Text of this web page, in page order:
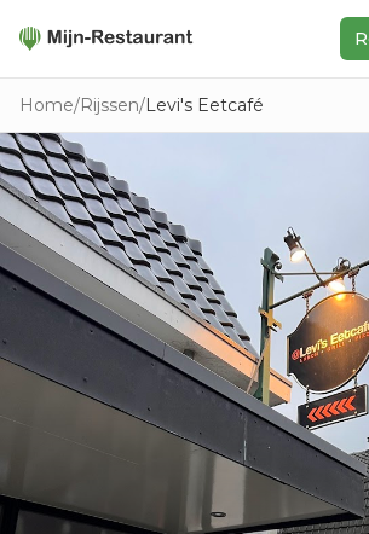
Zoeken
In de buurt
Ontdek
Keukens
Foodwall
Reviews
Home/Rijssen/Levi's Eetcafé